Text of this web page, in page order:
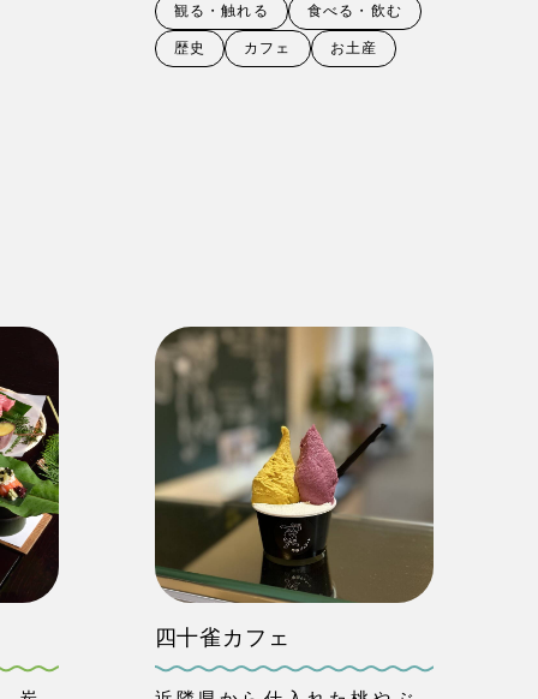
観る・触れる 食べる・飲む
歴史 カフェ お土産
四十雀カフェ